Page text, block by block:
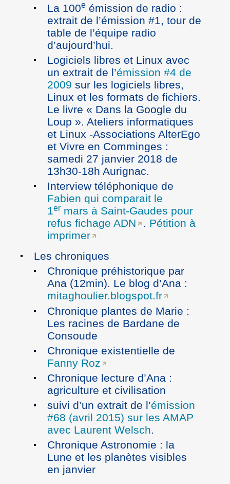
La 100e émission de radio :
extrait de l’émission #1, tour de
table de l’équipe radio
d’aujourd’hui.
Logiciels libres et Linux avec
un extrait de l’émission #4 de
2009 sur les logiciels libres,
Linux et les formats de fichiers.
Le livre « Dans la Google du
Loup ». Ateliers informatiques
et Linux -Associations AlterEgo
et Vivre en Comminges :
samedi 27 janvier 2018 de
13h30-18h Aurignac.
Interview téléphonique de
Fabien qui comparait le
1er mars à Saint-Gaudes pour
refus fichage ADN
. Pétition à
imprimer
Les chroniques
Chronique préhistorique par
Ana (12min). Le blog d’Ana :
mitaghoulier.blogspot.fr
Chronique plantes de Marie :
Les racines de Bardane de
Consoude
Chronique existentielle de
Fanny Roz
Chronique lecture d’Ana :
agriculture et civilisation
suivi d’un extrait de l’émission
#68 (avril 2015) sur les AMAP
avec Laurent Welsch.
Chronique Astronomie : la
Lune et les planètes visibles
en janvier